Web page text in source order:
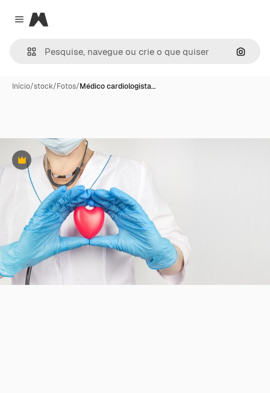
Close menu
Magnific
Início/stock/Fotos/Médico cardiologista…
Premium